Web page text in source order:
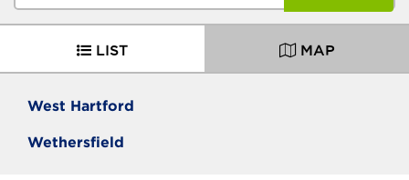
LIST MAP
West Hartford
Wethersfield